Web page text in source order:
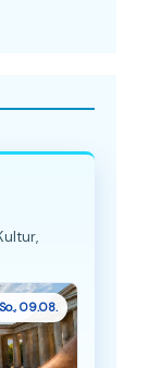
So., 09.08.